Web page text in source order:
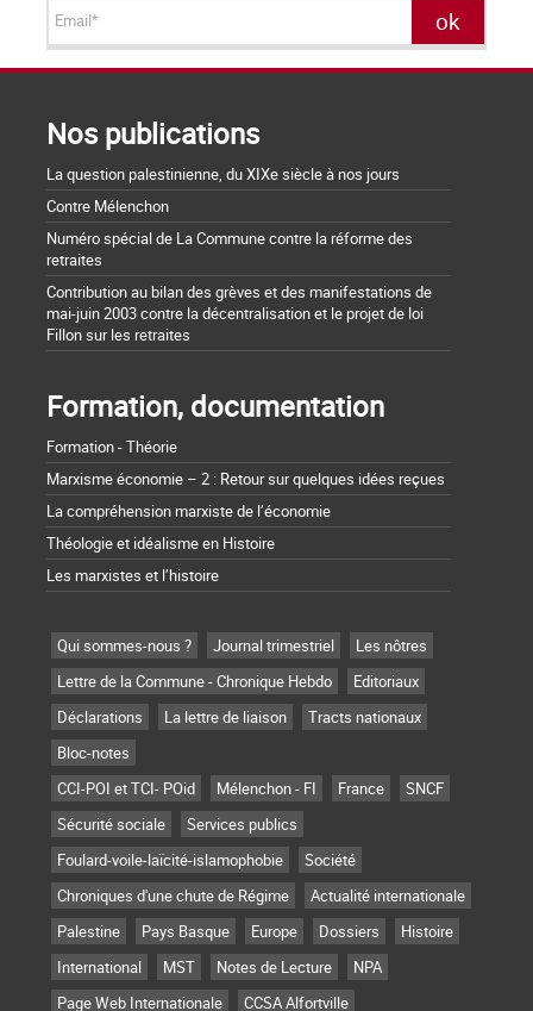
Nos publications
La question palestinienne, du XIXe siècle à nos jours
Contre Mélenchon
Numéro spécial de La Commune contre la réforme des
retraites
Contribution au bilan des grèves et des manifestations de
mai-juin 2003 contre la décentralisation et le projet de loi
Fillon sur les retraites
Formation, documentation
Formation - Théorie
Marxisme économie – 2 : Retour sur quelques idées reçues
La compréhension marxiste de l’économie
Théologie et idéalisme en Histoire
Les marxistes et l’histoire
Qui sommes-nous ? Journal trimestriel
Les nôtres
Lettre de la Commune - Chronique Hebdo
Editoriaux
Déclarations
La lettre de liaison
Tracts nationaux
Bloc-notes
CCI-POI et TCI- POid
Mélenchon - FI France
SNCF
Sécurité sociale
Services publics
Foulard-voile-laïcité-islamophobie
Société
Chroniques d'une chute de Régime
Actualité internationale
Palestine
Pays Basque Europe Dossiers
Histoire
International
MST Notes de Lecture
NPA
Page Web Internationale
CCSA Alfortville